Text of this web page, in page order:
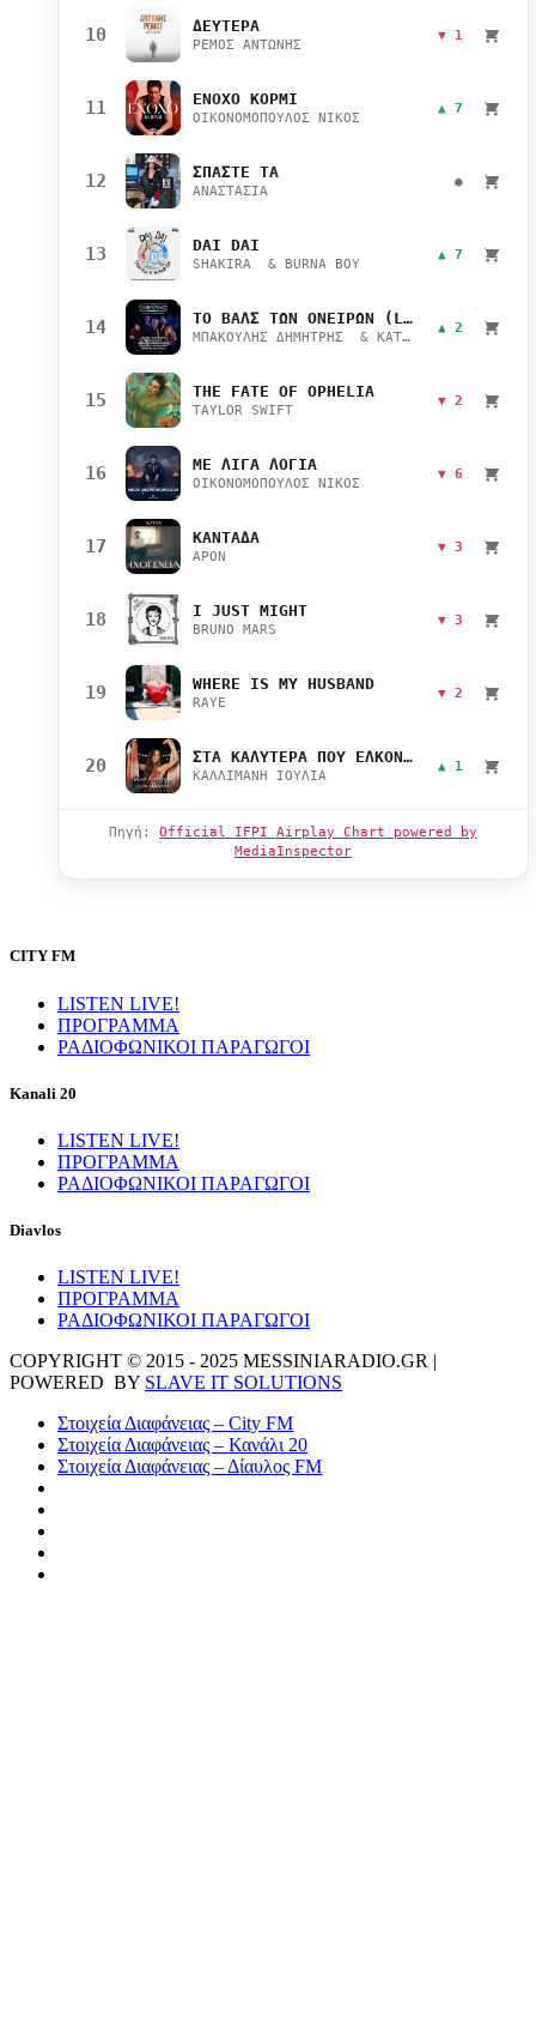
10 ΔΕΥΤΕΡΑ
ΡΕΜΟΣ ΑΝΤΩΝΗΣ
▼ 1
11 ΕΝΟΧΟ ΚΟΡΜΙ
ΟΙΚΟΝΟΜΟΠΟΥΛΟΣ ΝΙΚΟΣ
▲ 7
12 ΣΠΑΣΤΕ ΤΑ
ΑΝΑΣΤΑΣΙΑ
●
13 DAI DAI
SHAKIRA & BURNA BOY
▲ 7
14 ΤΟ ΒΑΛΣ ΤΩΝ ΟΝΕΙΡΩΝ (LIVE)
ΜΠΑΚΟΥΛΗΣ ΔΗΜΗΤΡΗΣ & ΚΑΤΣΙΜΙΧΑ ΜΑΡΙΑΝΑ
▲ 2
15 THE FATE OF OPHELIA
TAYLOR SWIFT
▼ 2
16 ΜΕ ΛΙΓΑ ΛΟΓΙΑ
ΟΙΚΟΝΟΜΟΠΟΥΛΟΣ ΝΙΚΟΣ
▼ 6
17 ΚΑΝΤΑΔΑ
APON
▼ 3
18 I JUST MIGHT
BRUNO MARS
▼ 3
19 WHERE IS MY HUSBAND
RAYE
▼ 2
20 ΣΤΑ ΚΑΛΥΤΕΡΑ ΠΟΥ ΕΛΚΟΝΤΑΙ
ΚΑΛΛΙΜΑΝΗ ΙΟΥΛΙΑ
▲ 1
Πηγή: Official IFPI Airplay Chart powered by
MediaInspector
CITY FM
LISTEN LIVE!
ΠΡΟΓΡΑΜΜΑ
ΡΑΔΙΟΦΩΝΙΚΟΙ ΠΑΡΑΓΩΓΟΙ
Kanali 20
LISTEN LIVE!
ΠΡΟΓΡΑΜΜΑ
ΡΑΔΙΟΦΩΝΙΚΟΙ ΠΑΡΑΓΩΓΟΙ
Diavlos
LISTEN LIVE!
ΠΡΟΓΡΑΜΜΑ
ΡΑΔΙΟΦΩΝΙΚΟΙ ΠΑΡΑΓΩΓΟΙ
COPYRIGHT © 2015 - 2025 MESSINIARADIO.GR |
POWERED BY SLAVE IT SOLUTIONS
Στοιχεία Διαφάνειας – City FM
Στοιχεία Διαφάνειας – Κανάλι 20
Στοιχεία Διαφάνειας – Δίαυλος FM